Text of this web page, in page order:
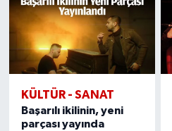
KÜLTÜR - SANAT
Başarılı ikilinin, yeni
parçası yayında